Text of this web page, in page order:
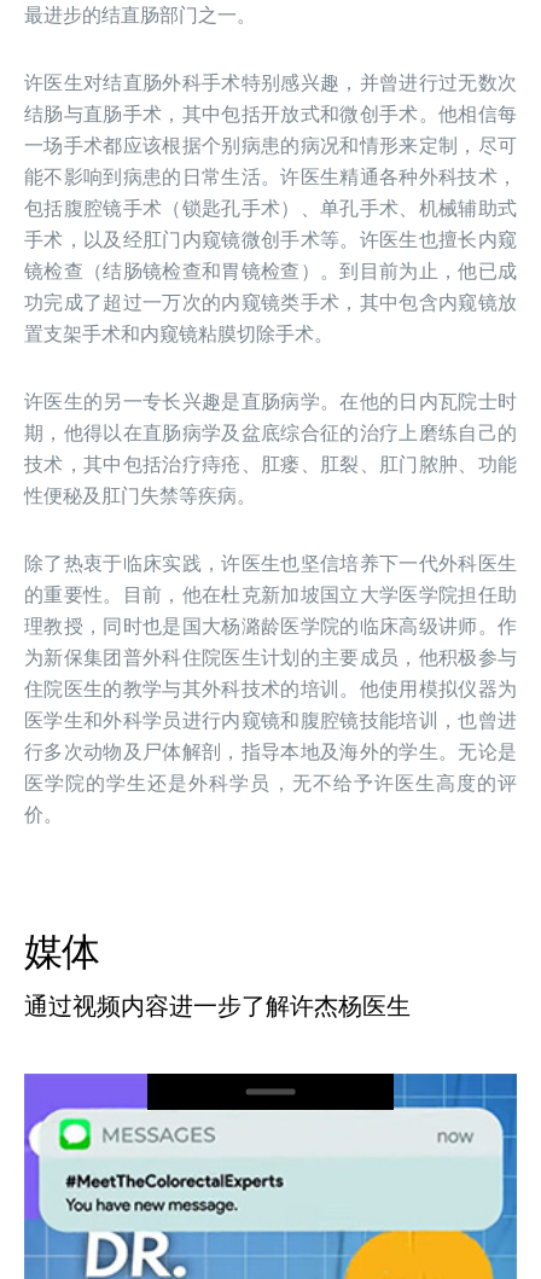
最进步的结直肠部门之一。
许医生对结直肠外科手术特别感兴趣，并曾进行过无数次
结肠与直肠手术，其中包括开放式和微创手术。他相信每
一场手术都应该根据个别病患的病况和情形来定制，尽可
能不影响到病患的日常生活。许医生精通各种外科技术，
包括腹腔镜手术（锁匙孔手术）、单孔手术、机械辅助式
手术，以及经肛门内窥镜微创手术等。许医生也擅长内窥
镜检查（结肠镜检查和胃镜检查）。到目前为止，他已成
功完成了超过一万次的内窥镜类手术，其中包含内窥镜放
置支架手术和内窥镜粘膜切除手术。
许医生的另一专长兴趣是直肠病学。在他的日内瓦院士时
期，他得以在直肠病学及盆底综合征的治疗上磨练自己的
技术，其中包括治疗痔疮、肛瘘、肛裂、肛门脓肿、功能
性便秘及肛门失禁等疾病。
除了热衷于临床实践，许医生也坚信培养下一代外科医生
的重要性。目前，他在杜克新加坡国立大学医学院担任助
理教授，同时也是国大杨潞龄医学院的临床高级讲师。作
为新保集团普外科住院医生计划的主要成员，他积极参与
住院医生的教学与其外科技术的培训。他使用模拟仪器为
医学生和外科学员进行内窥镜和腹腔镜技能培训，也曾进
行多次动物及尸体解剖，指导本地及海外的学生。无论是
医学院的学生还是外科学员，无不给予许医生高度的评
价。
媒体
通过视频内容进一步了解许杰杨医生